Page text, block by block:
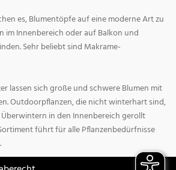
es, Blumentöpfe auf eine moderne Art zu
im Innenbereich oder auf Balkon und
Sehr beliebt sind Makrame-
lassen sich große und schwere Blumen mit
Outdoorpflanzen, die nicht winterhart sind,
in den Innenbereich gerollt
führt für alle Pflanzenbedürfnisse